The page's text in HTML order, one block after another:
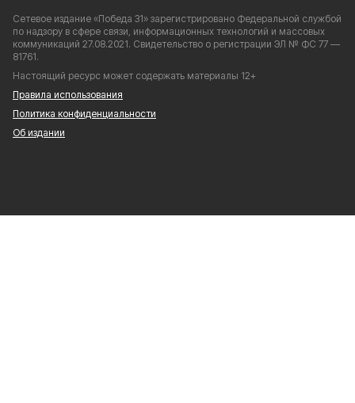
Сетевое издание «Победа 31» зарегистрировано Федеральной службой
по надзору в сфере связи, информационных технологий и массовых
коммуникаций 27.08.2021. Свидетельство о регистрации ЭЛ № ФС 77 —
81761.
Настоящий ресурс может содержать материалы 12+
Правила использования
Политика конфиденциальности
Об издании